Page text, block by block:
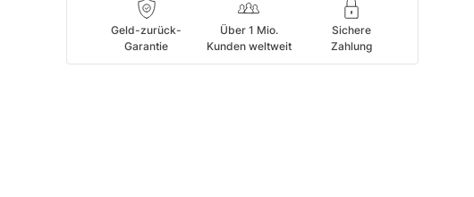
Geld-zurück-
Garantie
Über 1 Mio.
Kunden weltweit
Sichere
Zahlung